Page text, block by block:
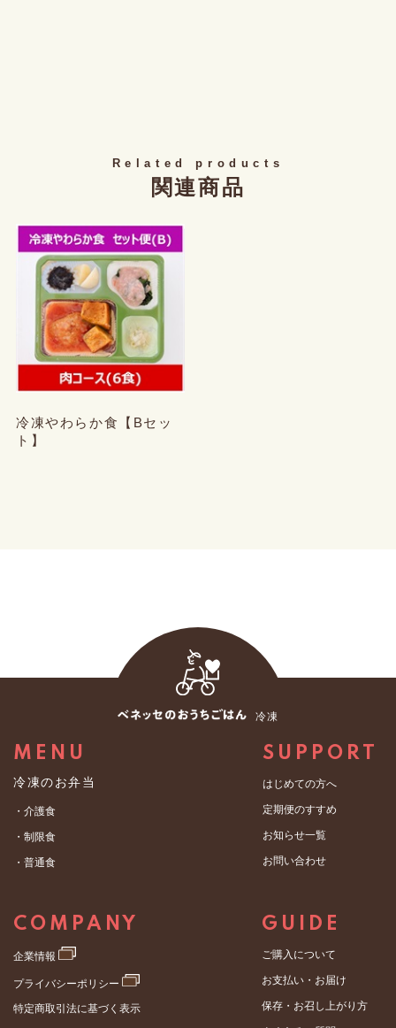
Related products
関連商品
冷凍やわらか食【Bセッ
ト】
冷凍
MENU
冷凍のお弁当
・介護食
・制限食
・普通食
SUPPORT
はじめての方へ
定期便のすすめ
お知らせ一覧
お問い合わせ
GUIDE
ご購入について
お支払い・お届け
保存・お召し上がり方
COMPANY
企業情報
プライバシーポリシー
特定商取引法に基づく表示